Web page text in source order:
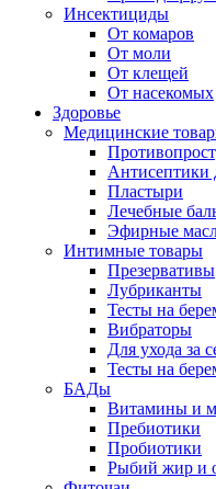
Инсектициды
От комаров
От моли
От клещей
От насекомых
Здоровье
Медицинские
Антисептики
Пластыри
Лечебные
Эфирные
Интимные товары
Презервативы
Лубриканты
Тесты на
Вибраторы
Для ухода за
Тесты на
БАДы
Витамины и
Пребиотики
Пробиотики
Рыбий жир и